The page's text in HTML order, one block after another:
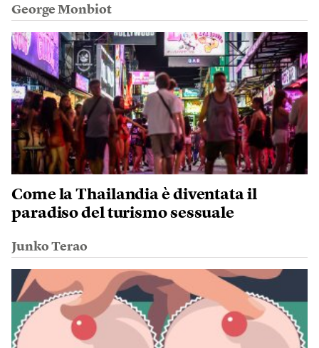
George Monbiot
Come la Thailandia è diventata il
paradiso del turismo sessuale
Junko Terao